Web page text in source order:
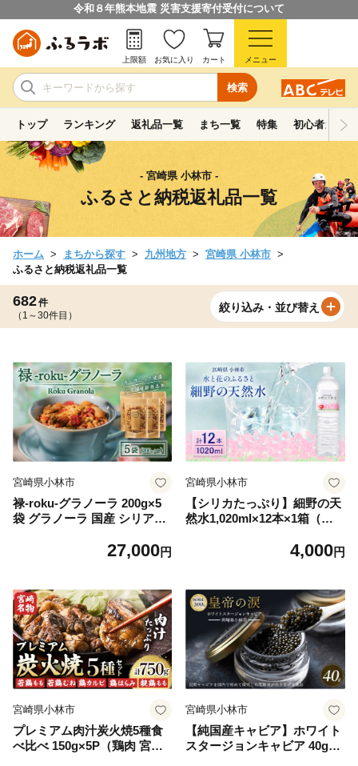
令和８年熊本地震 災害支援寄付受付について
検索
上限額 お気に入り カート メニュー
トップ ランキング 返礼品一覧 まち一覧 特集 初心者ガイド
- 宮崎県 小林市 -
ふるさと納税返礼品一覧
ホーム まちから探す 九州地方
宮崎県 小林市
ふるさと納税返礼品一覧
682件
（1～30件目）
絞り込み・並び替え
宮崎県小林市
禄-roku-グラノーラ 200g×5
袋 グラノーラ 国産 シリアル
27,000円
宮崎県小林市
【シリカたっぷり】細野の天
然水1,020ml×12本×1箱（ミ
中硬水 シリカ ミネラル 美容
4,000円
宮崎県小林市
プレミアム肉汁炭火焼5種食
べ比べ 150g×5P（鶏肉 宮崎
宮崎県小林市
【純国産キャビア】ホワイト
スタージョンキャビア 40g